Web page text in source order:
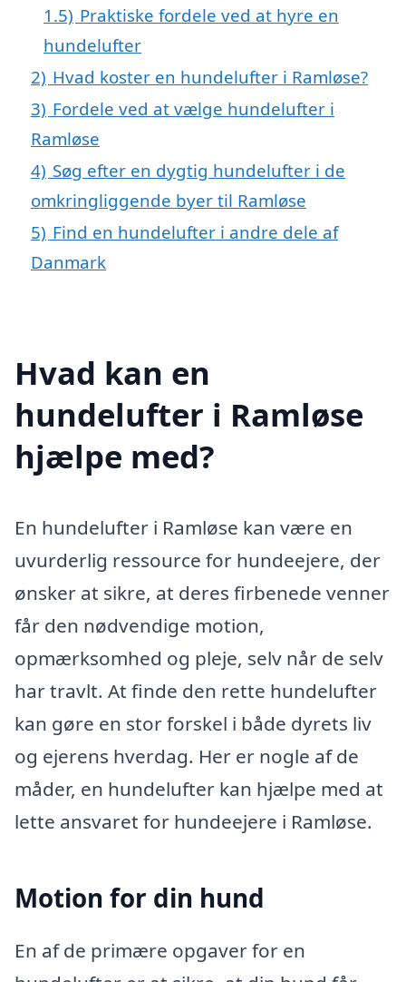
1.5) Praktiske fordele ved at hyre en
hundelufter
2) Hvad koster en hundelufter i Ramløse?
3) Fordele ved at vælge hundelufter i
Ramløse
4) Søg efter en dygtig hundelufter i de
omkringliggende byer til Ramløse
5) Find en hundelufter i andre dele af
Danmark
Hvad kan en
hundelufter i Ramløse
hjælpe med?
En hundelufter i Ramløse kan være en
uvurderlig ressource for hundeejere, der
ønsker at sikre, at deres firbenede venner
får den nødvendige motion,
opmærksomhed og pleje, selv når de selv
har travlt. At finde den rette hundelufter
kan gøre en stor forskel i både dyrets liv
og ejerens hverdag. Her er nogle af de
måder, en hundelufter kan hjælpe med at
lette ansvaret for hundeejere i Ramløse.
Motion for din hund
En af de primære opgaver for en